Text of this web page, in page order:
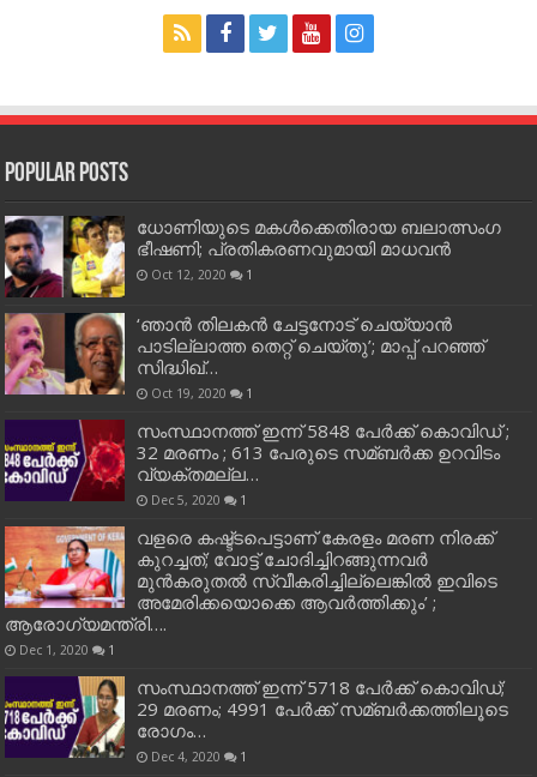
Popular Posts
ധോണിയുടെ മകള്‍ക്കെതിരായ ബലാത്സംഗ
ഭീഷണി; പ്രതികരണവുമായി മാധവന്‍
Oct 12, 2020 1
‘ഞാന്‍ തിലകന്‍ ചേട്ടനോട് ചെയ്യാന്‍
പാടില്ലാത്ത തെറ്റ് ചെയ്തു’; മാപ്പ് പറഞ്ഞ്
സിദ്ധിഖ്…
Oct 19, 2020 1
സംസ്ഥാനത്ത് ഇന്ന് 5848 പേര്‍ക്ക് കൊവി‌ഡ് ;
32 മരണം ; 613 പേരുടെ സമ്ബര്‍ക്ക ഉറവിടം
വ്യക്തമല്ല…
Dec 5, 2020 1
വളരെ കഷ്ട്ടപെട്ടാണ് കേരളം മരണ നിരക്ക്
കുറച്ചത്; വോട്ട് ചോദിച്ചിറങ്ങുന്നവർ
മുൻകരുതൽ സ്വീകരിച്ചില്ലെങ്കിൽ ഇവിടെ
അമേരിക്കയൊക്കെ ആവർത്തിക്കും’ ;
ആരോഗ്യമന്ത്രി….
Dec 1, 2020 1
സംസ്ഥാനത്ത് ഇന്ന് 5718 പേര്‍ക്ക് കൊവിഡ്;
29 മരണം; 4991 പേര്‍ക്ക് സമ്ബര്‍ക്കത്തിലൂടെ
രോഗം…
Dec 4, 2020 1